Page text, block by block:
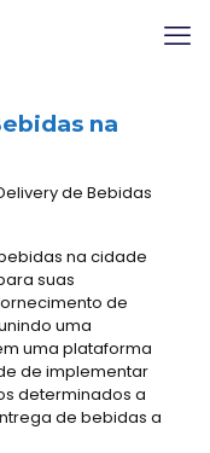
na
de Bebidas
na cidade
suas
de
uma
uma plataforma
de implementar
determinados a
de bebidas a